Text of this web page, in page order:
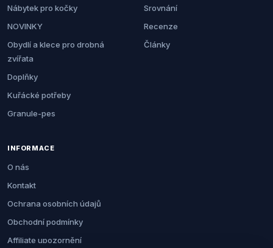
Nábytek pro kočky
NOVINKY
Obydlí a klece pro drobná
zvířata
Doplňky
Kuřácké potřeby
Granule-pes
Srovnání
Recenze
Články
INFORMACE
O nás
Kontakt
Ochrana osobních údajů
Obchodní podmínky
Affiliate upozornění